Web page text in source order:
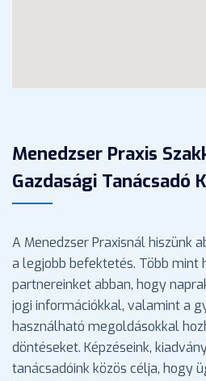
Menedzser Praxis
Gazdasági Tanácsadó
A Menedzser Praxisnál hiszünk
a legjobb befektetés. Több mint
partnereinket abban, hogy
jogi információkkal, valamint a
használható megoldásokkal
döntéseket. Képzéseink,
tanácsadóink közös célja, hogy